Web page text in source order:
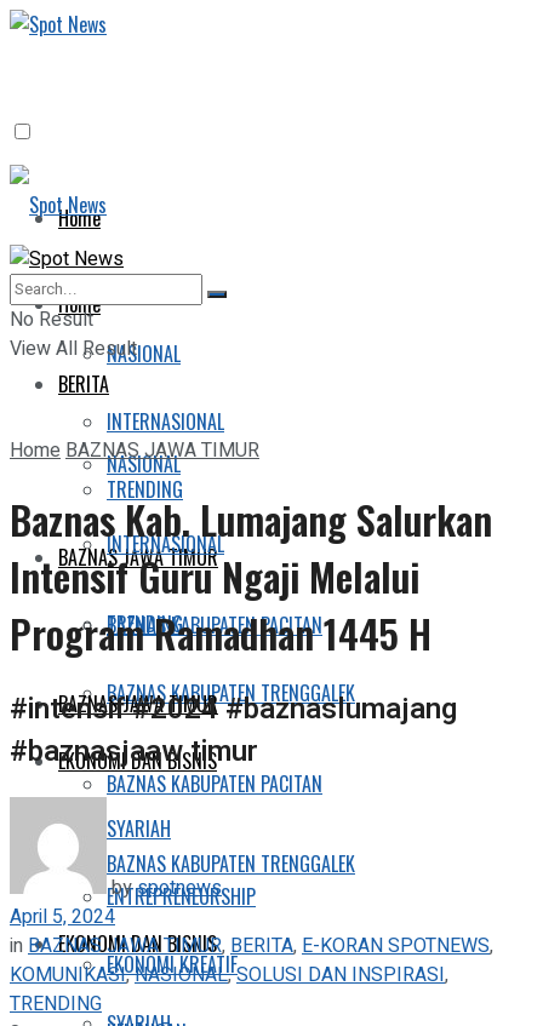
Home
BERITA
NASIONAL
INTERNASIONAL
TRENDING
BAZNAS JAWA TIMUR
BAZNAS KABUPATEN PACITAN
BAZNAS KABUPATEN TRENGGALEK
EKONOMI DAN BISNIS
SYARIAH
ENTREPRENEURSHIP
EKONOMI KREATIF
Home
BERITA
NASIONAL
INTERNASIONAL
TRENDING
BAZNAS JAWA TIMUR
BAZNAS KABUPATEN PACITAN
BAZNAS KABUPATEN TRENGGALEK
EKONOMI DAN BISNIS
No Result
View All Result
HomeBAZNAS JAWA TIMUR
Baznas Kab. Lumajang Salurkan
Intensif Guru Ngaji Melalui
Program Ramadhan 1445 H
#intensif #2024 #baznaslumajang
#baznasjaaw timur
byspotnews
April 5, 2024
in BAZNAS JAWA TIMUR, BERITA, E-KORAN SPOTNEWS,
KOMUNIKASI,NASIONAL,SOLUSI DAN INSPIRASI,
TRENDING